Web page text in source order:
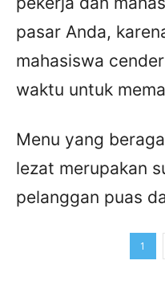
pasar Anda,
mahasiswa
waktu untuk
Menu yang
lezat merupakan
pelanggan puas
1